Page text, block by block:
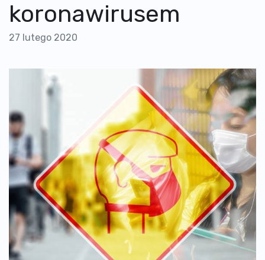
koronawirusem
27 lutego 2020